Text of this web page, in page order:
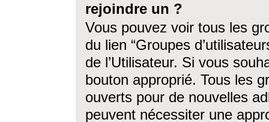
rejoindre un ?
Vous pouvez voir tous les
du lien “Groupes
de l’Utilisateur. Si vous
bouton approprié. Tous les
ouverts pour de nouvelles
peuvent nécessiter une